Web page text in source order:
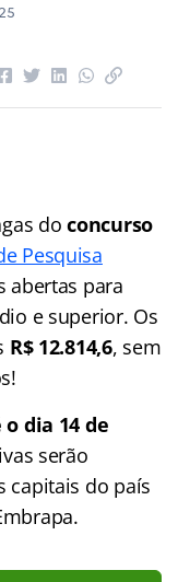
doconcurso
Pesquisa
abertas para
e superior. Os
R$ 12.814,6, sem
dia 14 de
serão
capitais do país